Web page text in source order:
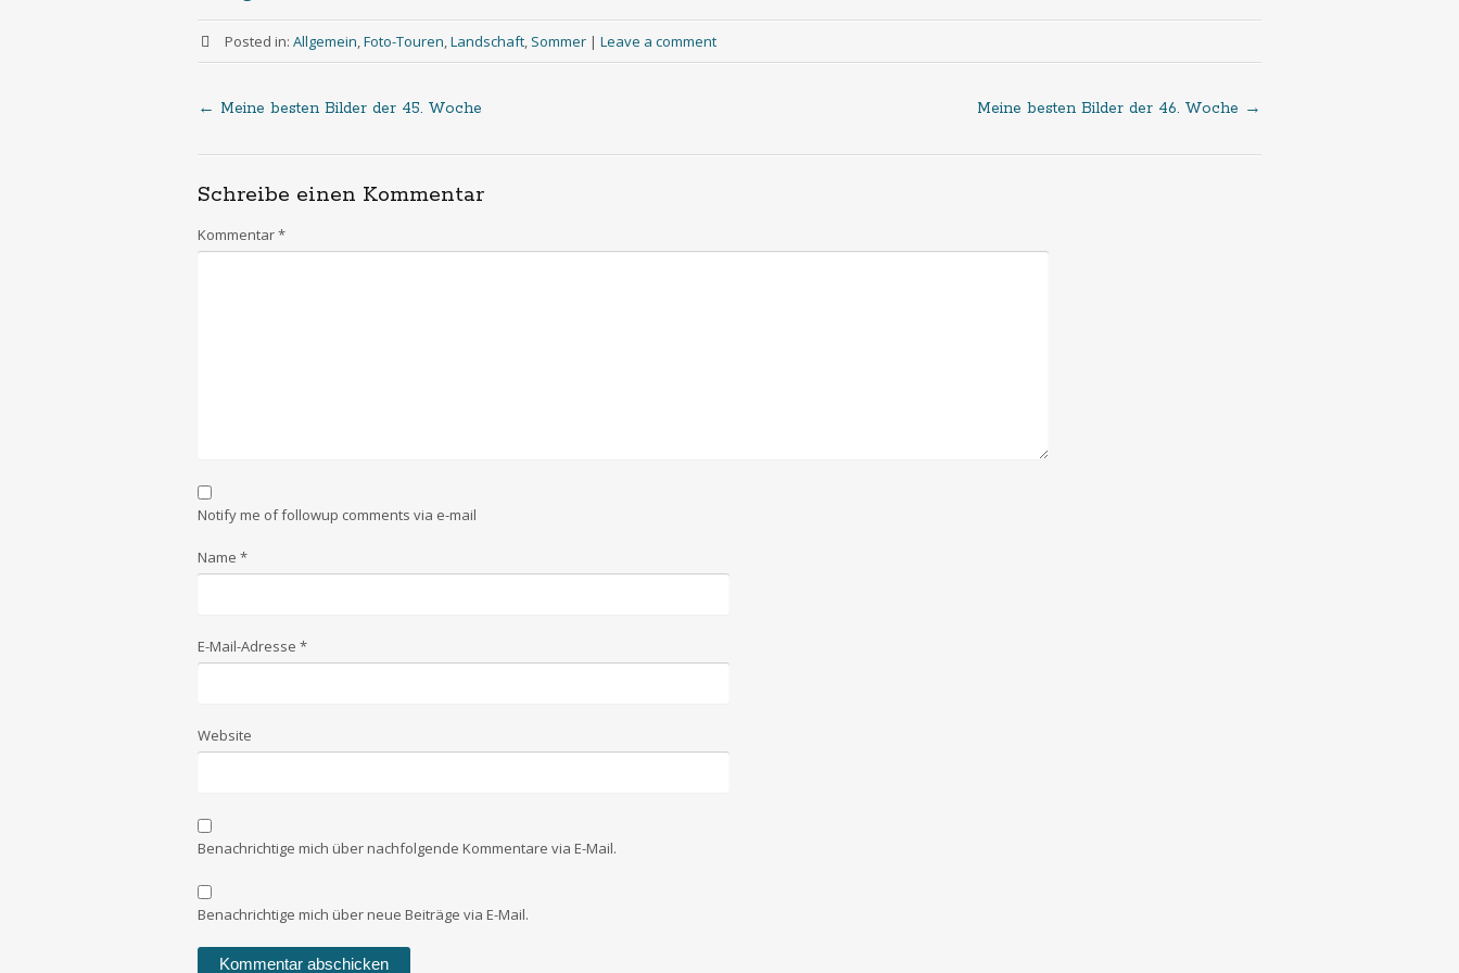
Posted in: Allgemein,Foto-Touren,Landschaft, Sommer | Leave a comment
Post
navigation
← Meine besten Bilder der 45. Woche Meine besten Bilder der 46. Woche →
Schreibe einen Kommentar
Kommentar*
Notify me of followup comments via e-mail
Name *
E-Mail-Adresse *
Website
Benachrichtige mich über nachfolgende Kommentare via E-Mail.
Benachrichtige mich über neue Beiträge via E-Mail.